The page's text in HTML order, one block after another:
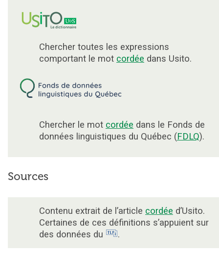
Chercher toutes les expressions
comportant le mot cordée dans Usito.
Chercher le mot cordée dans le Fonds de
données linguistiques du Québec (FDLQ).
Sources
Contenu extrait de l’article cordée d’Usito.
Certaines de ces définitions s’appuient sur
des données du
.